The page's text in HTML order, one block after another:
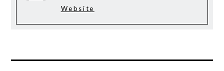
Website